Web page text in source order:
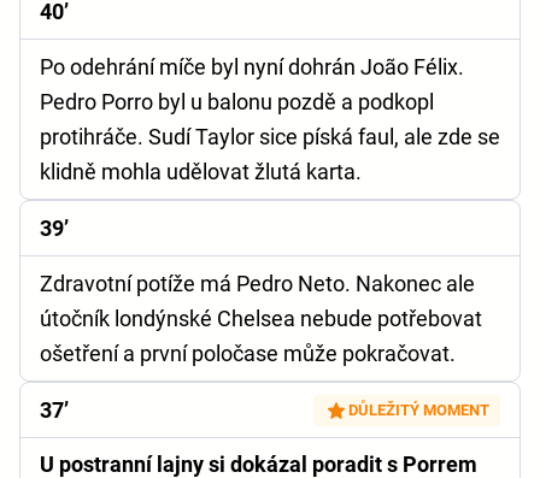
40’
Po odehrání míče byl nyní dohrán João Félix.
Pedro Porro byl u balonu pozdě a podkopl
protihráče. Sudí Taylor sice píská faul, ale zde se
klidně mohla udělovat žlutá karta.
39’
Zdravotní potíže má Pedro Neto. Nakonec ale
útočník londýnské Chelsea nebude potřebovat
ošetření a první poločase může pokračovat.
37’ DŮLEŽITÝ MOMENT
U postranní lajny si dokázal poradit s Porrem